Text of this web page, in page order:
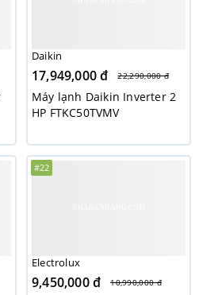
Daikin
17,949,000 đ 22,290,000 đ
Máy lạnh Daikin Inverter 2
HP FTKC50TVMV
#22
Electrolux
9,450,000 đ 10,990,000 đ